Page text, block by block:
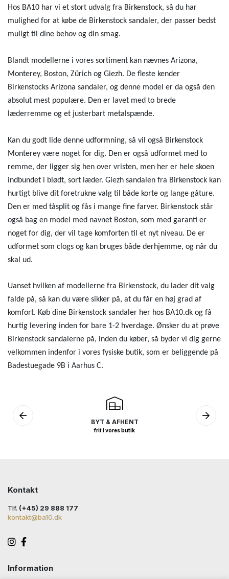
Hos BA10 har vi et stort udvalg fra Birkenstock, så du har
mulighed for at købe de Birkenstock sandaler, der passer bedst
muligt til dine behov og din smag.
Blandt modellerne i vores sortiment kan nævnes Arizona,
Monterey, Boston, Zürich og Giezh. De fleste kender
Birkenstocks Arizona sandaler, og denne model er da også den
absolut mest populære. Den er lavet med to brede
læderremme og et justerbart metalspænde.
Kan du godt lide denne udformning, så vil også Birkenstock
Monterey være noget for dig. Den er også udformet med to
remme, der ligger sig hen over vristen, men her er hele skoen
indbundet i blødt, sort læder. Giezh sandalen fra Birkenstock kan
hurtigt blive dit foretrukne valg til både korte og lange gåture.
Den er med tåsplit og fås i mange fine farver. Birkenstock står
også bag en model med navnet Boston, som med garanti er
noget for dig, der vil tage komforten til et nyt niveau. De er
udformet som clogs og kan bruges både derhjemme, og når du
skal ud.
Uanset hvilken af modellerne fra Birkenstock, du lader dit valg
falde på, så kan du være sikker på, at du får en høj grad af
komfort. Køb dine Birkenstock sandaler her hos BA10.dk og få
hurtig levering inden for bare 1-2 hverdage. Ønsker du at prøve
Birkenstock sandalerne på, inden du køber, så byder vi dig gerne
velkommen indenfor i vores fysiske butik, som er beliggende på
Badestuegade 9B i Aarhus C.
BYT & AFHENT
frit i vores butik
Kontakt
Tlf. (+45) 29 888 177
kontakt@ba10.dk
Information